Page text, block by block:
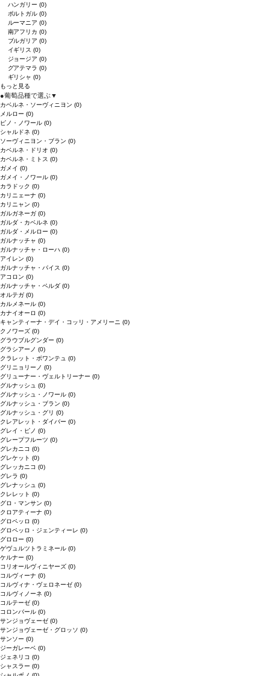
ハンガリー(0)
ポルトガル(0)
ルーマニア(0)
南アフリカ(0)
ブルガリア(0)
イギリス(0)
ジョージア(0)
グアテマラ(0)
ギリシャ(0)
もっと見る
●葡萄品種で選ぶ▼
カベルネ・ソーヴィニヨン (0)
メルロー (0)
ピノ・ノワール (0)
シャルドネ (0)
ソーヴィニヨン・ブラン (0)
カベルネ・ドリオ (0)
カベルネ・ミトス (0)
ガメイ (0)
ガメイ・ノワール (0)
カラドック (0)
カリニェーナ (0)
カリニャン (0)
ガルガネーガ (0)
ガルダ・カベルネ (0)
ガルダ・メルロー (0)
ガルナッチャ (0)
ガルナッチャ・ローハ (0)
アイレン (0)
ガルナッチャ・パイス (0)
アコロン (0)
ガルナッチャ・ペルダ (0)
オルテガ (0)
カルメネール (0)
カナイオーロ (0)
キャンティーナ・デイ・コッリ・アメリーニ (0)
クノワーズ (0)
グラウブルグンダー (0)
グラシアーノ (0)
クラレット・ボワンテュ (0)
グリニョリーノ (0)
グリューナー・ヴェルトリーナー (0)
グルナッシュ (0)
グルナッシュ・ノワール (0)
グルナッシュ・ブラン (0)
グルナッシュ・グリ (0)
クレアレット・ダイバー (0)
グレイ・ピノ (0)
グレープフルーツ (0)
グレカニコ (0)
グレケット (0)
グレッカニコ (0)
グレラ (0)
グレナッシュ (0)
クレレット (0)
グロ・マンサン (0)
クロアティーナ (0)
グロペッロ (0)
グロペッロ・ジェンティーレ (0)
グロロー (0)
ゲヴュルツトラミネール (0)
ケルナー (0)
コリオールヴィニヤーズ (0)
コルヴィーナ (0)
コルヴィナ・ヴェロネーゼ (0)
コルヴィノーネ (0)
コルテーゼ (0)
コロンバール (0)
サンジョヴェーゼ (0)
サンジョヴェーゼ・グロッソ (0)
サンソー (0)
ジーガレーベ (0)
ジェネリコ (0)
シャスラー (0)